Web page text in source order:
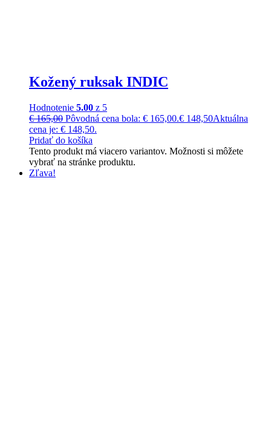
Kožený ruksak INDIC
Hodnotenie 5.00 z 5
€165,00 Pôvodná cena bola: € 165,00.€ 148,50Aktuálna
cena je: € 148,50.
Pridať do košíka
Tento produkt má viacero variantov. Možnosti si môžete
vybrať na stránke produktu.
Zľava!